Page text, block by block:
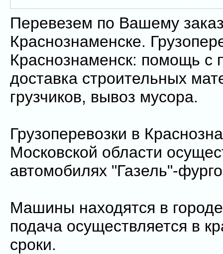
Перевезем по Вашему
Краснознаменске.
Краснознаменск: помощь с
доставка строительных
грузчиков, вывоз мусора.
Грузоперевозки в
Московской области
автомобилях "Газель"-
Машины находятся в
подача осуществляется в
сроки.